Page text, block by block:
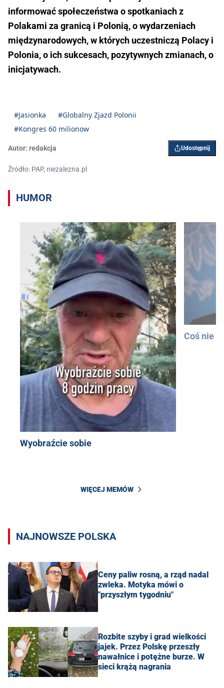
informować społeczeństwa o spotkaniach z
Polakami za granicą i Polonią, o wydarzeniach
międzynarodowych, w których uczestniczą Polacy i
Polonia, o ich sukcesach, pozytywnych zmianach, o
inicjatywach.
#Jasionka
#Globalny Zjazd Polonii
#Kongres 60 milionow
Autor: redakcja Udostępnij
Źródło: PAP, niezalezna.pl
HUMOR
Wyobraźcie sobie
Coś nie
WIĘCEJ MEMÓW
NAJNOWSZE POLSKA
Ceny paliw rosną, a rząd nadal
zwleka. Motyka mówi o
"przyszłym tygodniu"
Rozbite szyby i grad wielkości
jajek. Przez Polskę przeszły
nawałnice i potężne burze. W
sieci krążą nagrania